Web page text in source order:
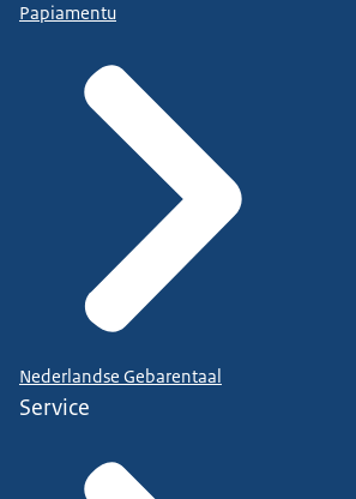
Papiamentu
Nederlandse Gebarentaal
Service